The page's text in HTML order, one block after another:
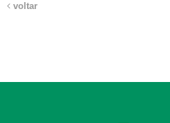
voltar